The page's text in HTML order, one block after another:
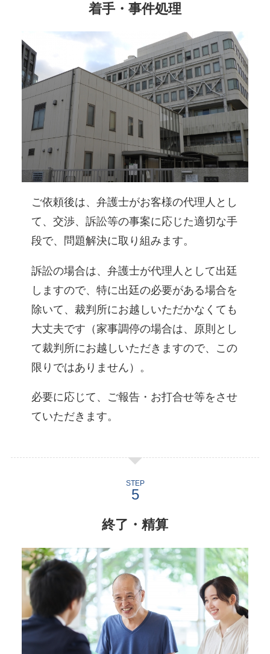
着手・事件処理
ご依頼後は、弁護士がお客様の代理人とし
て、交渉、訴訟等の事案に応じた適切な手
段で、問題解決に取り組みます。
訴訟の場合は、弁護士が代理人として出廷
しますので、特に出廷の必要がある場合を
除いて、裁判所にお越しいただかなくても
大丈夫です（家事調停の場合は、原則とし
て裁判所にお越しいただきますので、この
限りではありません）。
必要に応じて、ご報告・お打合せ等をさせ
ていただきます。
STEP
終了・精算